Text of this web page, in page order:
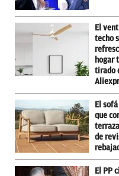
El
techo
hogar
tirado
El
que
de
El PP